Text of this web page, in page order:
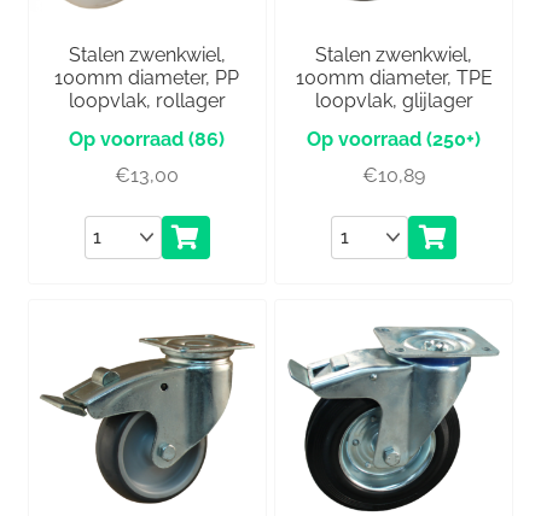
Stalen zwenkwiel,
100mm diameter, PP
loopvlak, rollager
(86)
€13,00
Aantal
Stalen zwenkwiel,
100mm diameter, TPE
loopvlak, glijlager
(250+)
€10,89
Aantal